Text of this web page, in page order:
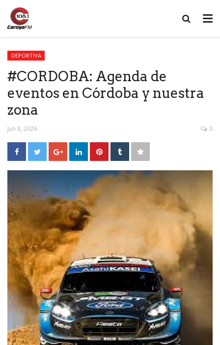
DEPORTIVA
#CORDOBA: Agenda de
eventos en Córdoba y nuestra
zona
Jun 8, 2026 0